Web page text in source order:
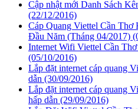
Cập nhật mới Danh Sách
(22/12/2016)
Cáp Quang Viettel Cần
Đầu Năm (Tháng 04/2017)
Internet Wifi Viettel Cần
(05/10/2016)
Lắp đặt internet cáp quang
dẫn (30/09/2016)
Lắp đặt internet cáp quang
hấp dẫn (29/09/2016)